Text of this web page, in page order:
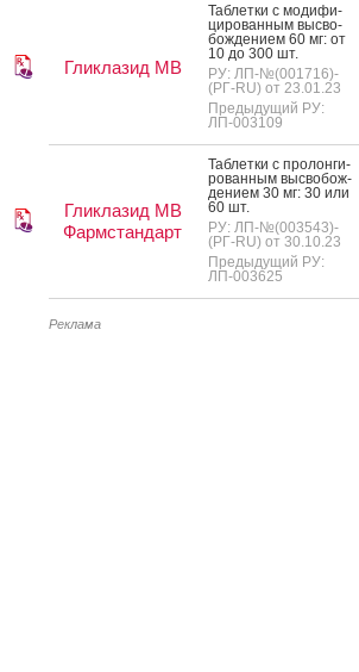
Гликлазид МВ
Таб­летки с мо­дифи­
циро­ван­ным выс­во­
бож­де­ни­ем 60 мг: от
10 до 300 шт.
РУ: ЛП-№(001716)-
(РГ-RU) от 23.01.23
Предыдущий РУ:
ЛП-003109
Гликлазид МВ
Фармстандарт
Таб­летки с про­лон­ги­
рован­ным выс­во­бож­
де­ни­ем 30 мг: 30 или
60 шт.
РУ: ЛП-№(003543)-
(РГ-RU) от 30.10.23
Предыдущий РУ:
ЛП-003625
Реклама